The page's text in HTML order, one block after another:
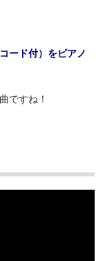
ード付）をピアノ
ですね！